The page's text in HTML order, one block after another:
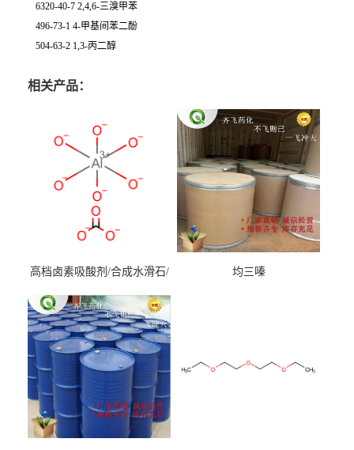
6320-40-7 2,4,6-三溴甲苯
496-73-1 4-甲基间苯二酚
504-63-2 1,3-丙二醇
相关产品：
高档卤素吸酸剂/合成水滑石/
均三嗪